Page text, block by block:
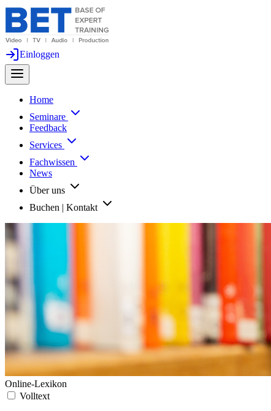
Einloggen
Home
Seminare
Feedback
Services
Fachwissen
News
Über uns
Buchen | Kontakt
Online-Lexikon
Volltext